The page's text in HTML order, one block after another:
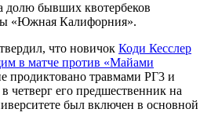
долю бывших квотербеков
«Южная Калифорния».
что новичок Коди Кесслер
в матче против «Майами
продиктовано травмами РГ3 и
его предшественник на
был включен в основной